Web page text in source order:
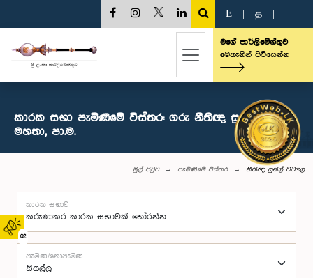
02
E த
මගේ පාර්ලිමේන්තුව
මෙතැනින් පිවිසෙන්න
කාරක සභා පැමිණීමේ විස්තර: ගරු නීතිඥ සුනිල් වටගල
මහතා, පා.ම.
මුල් පිටුව පැමිණීමේ විස්තර නීතිඥ සුනිල් වටගල
කාරක සභාව
පැමිණි/නොපැමිණි